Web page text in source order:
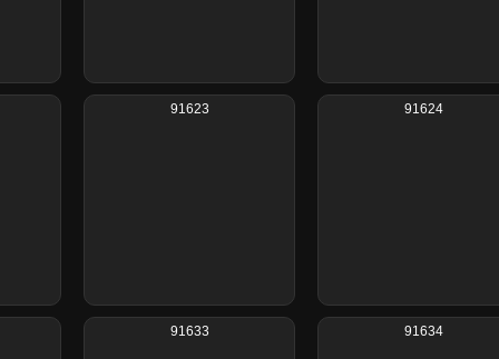
91623 91624
91633 91634